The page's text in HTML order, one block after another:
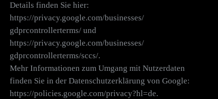
Details finden Sie hier:
https://privacy.google.com/businesses/
gdprcontrollerterms/ und
https://privacy.google.com/businesses/
gdprcontrollerterms/sccs/.
Mehr Informationen zum Umgang mit Nutzerdaten
finden Sie in der Datenschutzerklärung von Google:
https://policies.google.com/privacy?hl=de.